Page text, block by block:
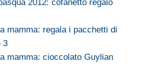
2012: cofanetto regalo
mamma: regala i pacchetti di
3
mamma: cioccolato Guylian